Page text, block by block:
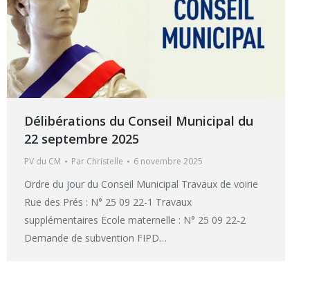
Délibérations du Conseil Municipal du
22 septembre 2025
PV du CM Par Christelle 6 novembre 2025
Ordre du jour du Conseil Municipal Travaux de voirie
Rue des Prés : N° 25 09 22-1 Travaux
supplémentaires Ecole maternelle : N° 25 09 22-2
Demande de subvention FIPD…